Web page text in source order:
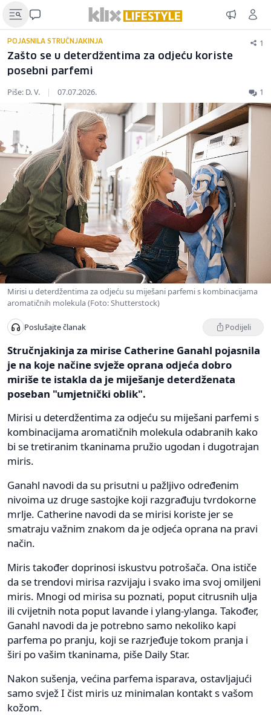
POJASNILA STRUČNJAKINJA 1
Zašto se u deterdžentima za odjeću koriste
posebni parfemi
Piše: D. V. | 07.07.2026. 1
Mirisi u deterdžentima za odjeću su miješani parfemi s kombinacijama
aromatičnih molekula (Foto: Shutterstock)
Poslušajte članak Podijeli
Stručnjakinja za mirise Catherine Ganahl pojasnila
je na koje načine svježe oprana odjeća dobro
miriše te istakla da je miješanje deterdženata
poseban "umjetnički oblik".
Mirisi u deterdžentima za odjeću su miješani parfemi s
kombinacijama aromatičnih molekula odabranih kako
bi se tretiranim tkaninama pružio ugodan i dugotrajan
miris.
Ganahl navodi da su prisutni u pažljivo određenim
nivoima uz druge sastojke koji razgrađuju tvrdokorne
mrlje. Catherine navodi da se mirisi koriste jer se
smatraju važnim znakom da je odjeća oprana na pravi
način.
Miris također doprinosi iskustvu potrošača. Ona ističe
da se trendovi mirisa razvijaju i svako ima svoj omiljeni
miris. Mnogi od mirisa su poznati, poput citrusnih ulja
ili cvijetnih nota poput lavande i ylang-ylanga. Također,
Ganahl navodi da je potrebno samo nekoliko kapi
parfema po pranju, koji se razrjeđuje tokom pranja i
širi po vašim tkaninama, piše Daily Star.
Nakon sušenja, većina parfema isparava, ostavljajući
samo svjež I čist miris uz minimalan kontakt s vašom
kožom.